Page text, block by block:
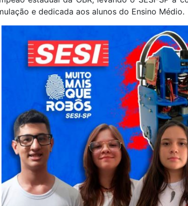
e dedicada aos alunos do Ensino Médio.